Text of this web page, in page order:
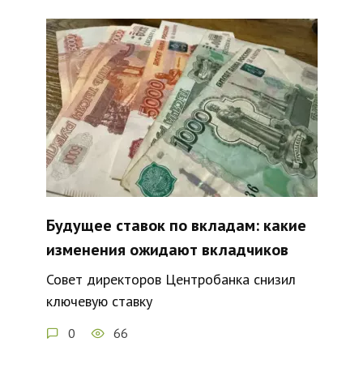
Будущее ставок по вкладам: какие
изменения ожидают вкладчиков
Совет директоров Центробанка снизил
ключевую ставку
0 66